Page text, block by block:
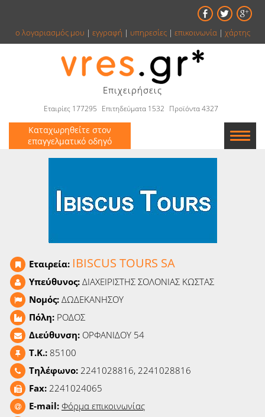
ο λογαριασμός μου | εγγραφή | υπηρεσίες| επικοινωνία| χάρτης
Επιχειρήσεις
Εταιρίες 177295 Επιτηδεύματα 1532 Προϊόντα 4327
Καταχωρηθείτε στον
επαγγελματικό οδηγό
Εταιρείες
Κατάλογος
Βιβλία
Ειδήσεις
Παιχνίδια
Ραδιόφωνο
Ταινίες
Εταιρεία: IBISCUS TOURS SA
Υπεύθυνος: ΔΙΑΧΕΙΡΙΣΤΗΣ ΣΟΛΟΝΙΑΣ ΚΩΣΤΑΣ
Νομός: ΔΩΔΕΚΑΝΗΣΟΥ
Πόλη: ΡΟΔΟΣ
Διεύθυνση: ΟΡΦΑΝΙΔΟΥ 54
T.K.: 85100
Τηλέφωνο: 2241028816, 2241028816
Fax: 2241024065
E-mail: Φόρμα επικοινωνίας